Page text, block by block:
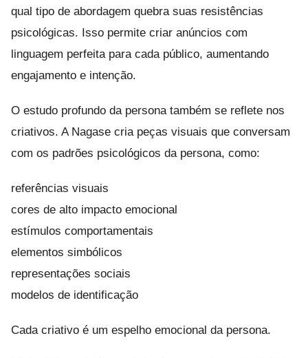
qual tipo de abordagem quebra suas resistências
psicológicas. Isso permite criar anúncios com
linguagem perfeita para cada público, aumentando
engajamento e intenção.
O estudo profundo da persona também se reflete nos
criativos. A Nagase cria peças visuais que conversam
com os padrões psicológicos da persona, como:
referências visuais
cores de alto impacto emocional
estímulos comportamentais
elementos simbólicos
representações sociais
modelos de identificação
Cada criativo é um espelho emocional da persona.